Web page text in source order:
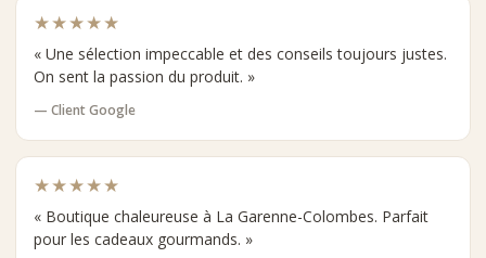
★★★★★
« Une sélection impeccable et des conseils toujours justes.
On sent la passion du produit. »
— Client Google
★★★★★
« Boutique chaleureuse à La Garenne-Colombes. Parfait
pour les cadeaux gourmands. »